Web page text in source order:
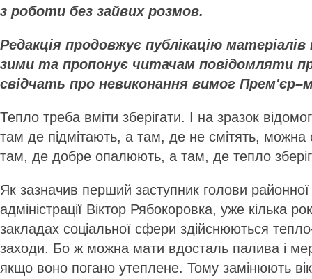
з роботи без зайвих розмов.
Редакція продовжує публікацію
зими та пропонує читачам повідомляти
свідчать про невиконання вимог
Тепло треба вміти зберігати. І на зразок
там де підмітають, а там, де не смітять, можна
там, де добре опалюють, а там, де тепло
Як зазначив перший заступник голови
адміністрації Віктор Рябокоровка, уже кілька
закладах соціальної сфери здійснюються
заходи. Бо ж можна мати вдосталь палива і
якщо воно погано утеплене. Тому замінюють